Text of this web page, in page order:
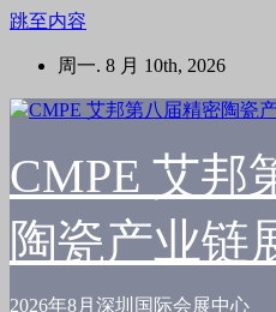
跳至内容
周一. 8 月 10th, 2026
CMPE 艾邦
陶瓷产业链
2026年8月深圳国际会展中心